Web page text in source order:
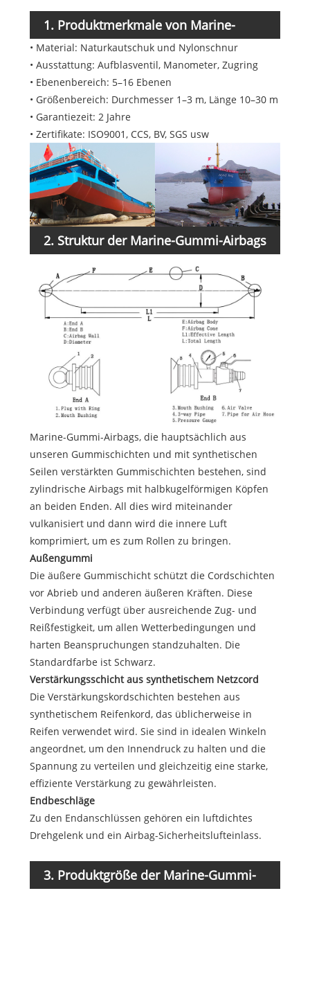
1. Produktmerkmale von Marine-
Gummi-Airbags
• Material: Naturkautschuk und Nylonschnur
• Ausstattung: Aufblasventil, Manometer, Zugring
• Ebenenbereich: 5–16 Ebenen
• Größenbereich: Durchmesser 1–3 m, Länge 10–30 m
• Garantiezeit: 2 Jahre
• Zertifikate: ISO9001, CCS, BV, SGS usw
2. Struktur der Marine-Gummi-Airbags
Marine-Gummi-Airbags, die hauptsächlich aus
unseren Gummischichten und mit synthetischen
Seilen verstärkten Gummischichten bestehen, sind
zylindrische Airbags mit halbkugelförmigen Köpfen
an beiden Enden. All dies wird miteinander
vulkanisiert und dann wird die innere Luft
komprimiert, um es zum Rollen zu bringen.
Außengummi
Die äußere Gummischicht schützt die Cordschichten
vor Abrieb und anderen äußeren Kräften. Diese
Verbindung verfügt über ausreichende Zug- und
Reißfestigkeit, um allen Wetterbedingungen und
harten Beanspruchungen standzuhalten. Die
Standardfarbe ist Schwarz.
Verstärkungsschicht aus synthetischem Netzcord
Die Verstärkungskordschichten bestehen aus
synthetischem Reifenkord, das üblicherweise in
Reifen verwendet wird. Sie sind in idealen Winkeln
angeordnet, um den Innendruck zu halten und die
Spannung zu verteilen und gleichzeitig eine starke,
effiziente Verstärkung zu gewährleisten.
Endbeschläge
Zu den Endanschlüssen gehören ein luftdichtes
Drehgelenk und ein Airbag-Sicherheitslufteinlass.
3. Produktgröße der Marine-Gummi-